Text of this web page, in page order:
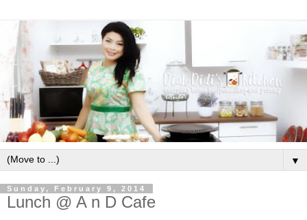
▼
Sunday, February 9, 2014
Lunch @ A n D Cafe